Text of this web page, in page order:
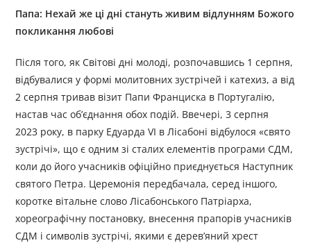
Папа: Нехай же ці дні стануть живим відлунням Божого
покликання любові
Після того, як Світові дні молоді, розпочавшись 1 серпня,
відбувалися у формі молитовних зустрічей і катехиз, а від
2 серпня тривав візит Папи Франциска в Португалію,
настав час об’єднання обох подій. Ввечері, 3 серпня
2023 року, в парку Едуарда VI в Лісабоні відбулося «свято
зустрічі», що є одним зі сталих елементів програми СДМ,
коли до його учасників офіційно приєднується Наступник
святого Петра. Церемонія передбачала, серед іншого,
коротке вітальне слово Лісабонського Патріарха,
хореографічну постановку, внесення прапорів учасників
СДМ і символів зустрічі, якими є дерев’яний хрест